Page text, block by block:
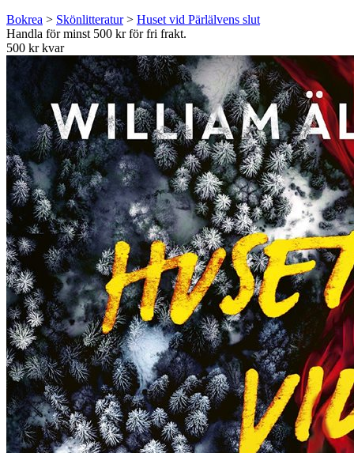
Bokrea > Skönlitteratur> Huset vid Pärlälvens slut
Handla för minst 500 kr för fri frakt.
500 kr kvar